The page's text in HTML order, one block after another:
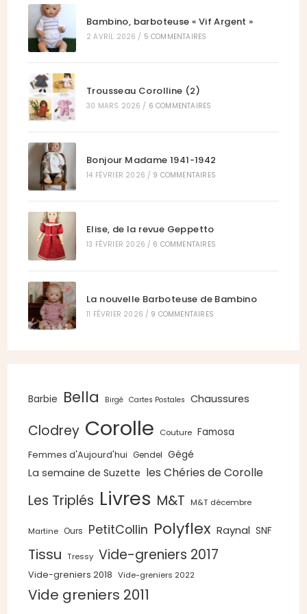
Bambino, barboteuse « Vif Argent »
2 AVRIL 2026 / 5 COMMENTAIRES
Trousseau Corolline (2)
30 MARS 2026 / 6 COMMENTAIRES
Bonjour Madame 1941-1942
14 FÉVRIER 2026 / 9 COMMENTAIRES
Elise, de la revue Geppetto
13 FÉVRIER 2026 / 6 COMMENTAIRES
La nouvelle Barboteuse de Bambino
11 FÉVRIER 2026 / 9 COMMENTAIRES
Barbie Bella Birgé Cartes Postales Chaussures
Clodrey Corolle Couture Famosa
Femmes d'Aujourd'hui Gendel Gégé
La semaine de Suzette les Chéries de Corolle
Les Triplés Livres M&T M&T décembre
Martine Ours PetitCollin Polyflex Raynal SNF
Tissu Tressy Vide-greniers 2017
Vide-greniers 2018 Vide-greniers 2022
Vide greniers 2011